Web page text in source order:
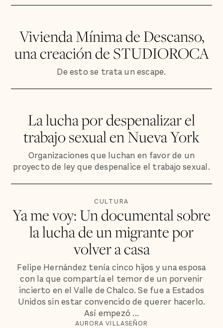
Vivienda Mínima de Descanso,
una creación de STUDIOROCA
De esto se trata un escape.
La lucha por despenalizar el
trabajo sexual en Nueva York
Organizaciones que luchan en favor de un
proyecto de ley que despenalice el trabajo sexual.
CULTURA
Ya me voy: Un documental sobre
la lucha de un migrante por
volver a casa
Felipe Hernández tenía cinco hijos y una esposa
con la que compartía el temor de un porvenir
incierto en el Valle de Chalco. Se fue a Estados
Unidos sin estar convencido de querer hacerlo.
Así empezó ...
AURORA VILLASEÑOR